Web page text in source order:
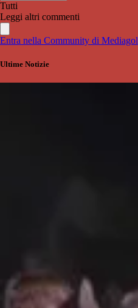
Tutti
Leggi altri commenti
Entra nella Community di Mediagol
Ultime Notizie